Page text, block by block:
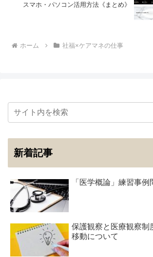
スマホ・パソコン活用方法《まとめ》
ホーム 社福×ケアマネの仕事
新着記事
「医学概論」練習事例
保護観察と医療観察制
移動について